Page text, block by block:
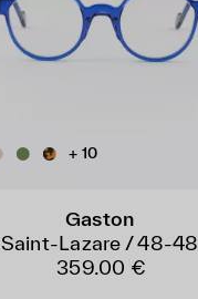
+ 10
Gaston
Saint-Lazare / 48-48
359.00 €